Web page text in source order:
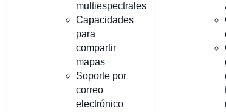
multiespectrales
Capacidades
para
compartir
mapas
Soporte por
correo
electrónico